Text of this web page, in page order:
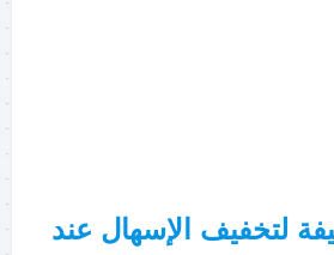
لتخفيف الإسهال عند